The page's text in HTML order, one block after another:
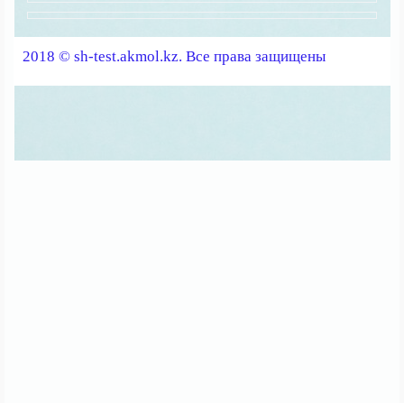
2018 © sh-test.akmol.kz. Все права защищены